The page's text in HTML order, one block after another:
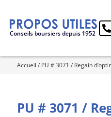
Conseils boursiers depuis 1952
Accueil / PU # 3071 / Regain
PU # 3071 /